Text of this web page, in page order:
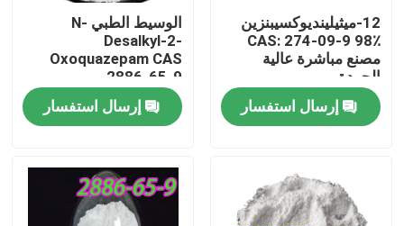
المنتجات
12-ميثيلينديوكسيبنزين
CAS: 274-09-9 98٪
مصنع مباشرة عالية
الجودة
إرسال استفسار
الوسيط الطبي N-
Desalkyl-2-
Oxoquazepam CAS
2886-65-9
صلب نظيف في شكل
صلب
إرسال استفسار